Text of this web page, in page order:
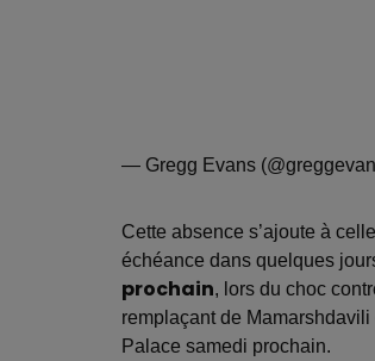
— Gregg Evans
Cette absence s’ajoute à celle
échéance dans quelques
prochain, lors du choc
remplaçant de
Palace samedi prochain.